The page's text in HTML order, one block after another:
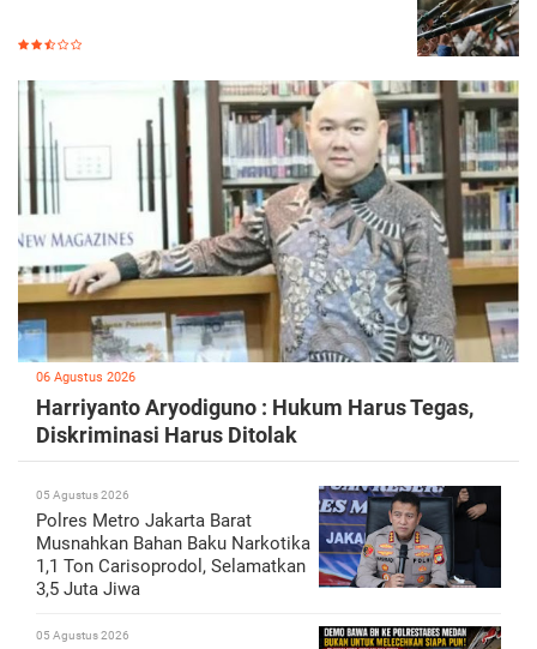
06 Agustus 2026
Harriyanto Aryodiguno : Hukum Harus Tegas,
Diskriminasi Harus Ditolak
05 Agustus 2026
Polres Metro Jakarta Barat
Musnahkan Bahan Baku Narkotika
1,1 Ton Carisoprodol, Selamatkan
3,5 Juta Jiwa
05 Agustus 2026